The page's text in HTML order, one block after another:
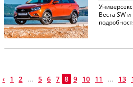
Веста SW
‹ 1 2 ... 5 6 7 8 9 10 11 ... 13